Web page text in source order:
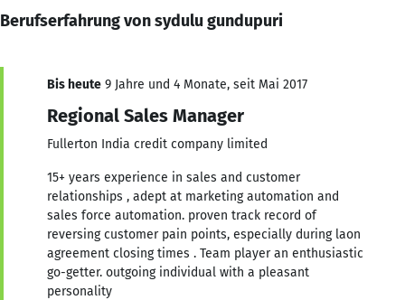
Berufserfahrung von sydulu gundupuri
Bis heute 9 Jahre und 4 Monate, seit Mai 2017
Regional Sales Manager
Fullerton India credit company limited
15+ years experience in sales and customer
relationships , adept at marketing automation and
sales force automation. proven track record of
reversing customer pain points, especially during laon
agreement closing times . Team player an enthusiastic
go-getter. outgoing individual with a pleasant
personality